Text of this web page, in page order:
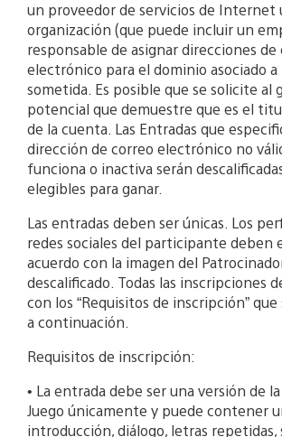
un proveedor de servicios de Internet
organización (que puede incluir un
responsable de asignar direcciones de
electrónico para el dominio asociado a
sometida. Es posible que se solicite al
potencial que demuestre que es el
de la cuenta. Las Entradas que
dirección de correo electrónico no
funciona o inactiva serán
elegibles para ganar.
Las entradas deben ser únicas. Los
redes sociales del participante deben
acuerdo con la imagen del
descalificado. Todas las inscripciones
con los “Requisitos de inscripción”
a continuación.
Requisitos de inscripción:
• La entrada debe ser una versión de
Juego únicamente y puede contener
introducción, diálogo, letras repetidas,